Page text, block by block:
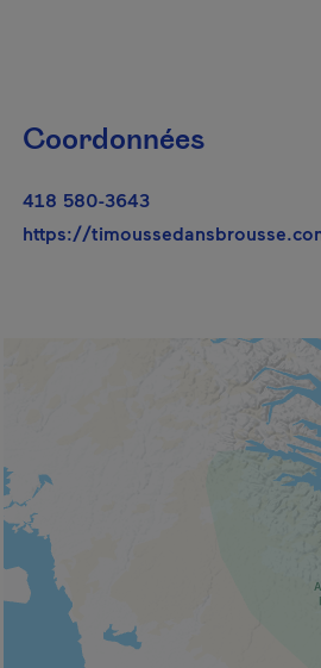
Coordonnées
418 580-3643
https://